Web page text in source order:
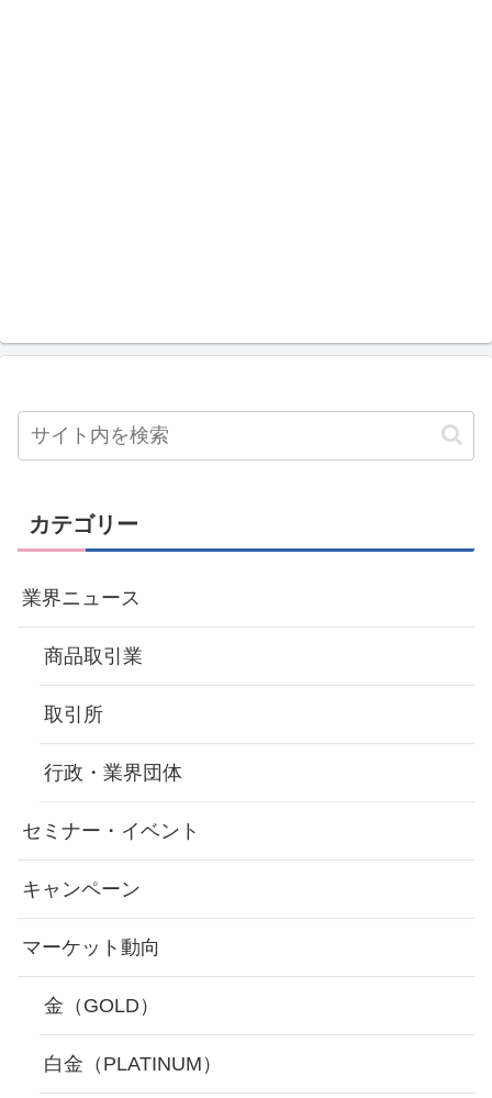
カテゴリー
業界ニュース
商品取引業
取引所
行政・業界団体
セミナー・イベント
キャンペーン
マーケット動向
金（GOLD）
白金（PLATINUM）